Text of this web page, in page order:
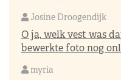
Josine Droogendijk
O ja, welk vest was
bewerkte foto nog
myria